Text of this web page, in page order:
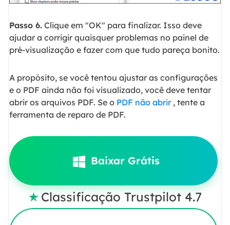
Passo 6.Clique em "OK" para finalizar. Isso deve
ajudar a corrigir quaisquer problemas no painel de
pré-visualização e fazer com que tudo pareça bonito.
A propósito, se você tentou ajustar as configurações
e o PDF ainda não foi visualizado, você deve tentar
abrir os arquivos PDF. Se o PDF não abrir, tente a
ferramenta de reparo de PDF.
Baixar Grátis
 Classificação Trustpilot 4.7